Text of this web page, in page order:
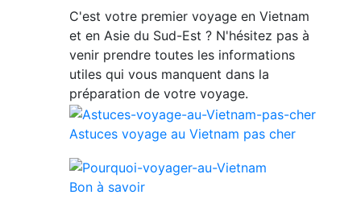
C'est votre premier voyage en Vietnam
et en Asie du Sud-Est ? N'hésitez pas à
venir prendre toutes les informations
utiles qui vous manquent dans la
préparation de votre voyage.
Astuces voyage au Vietnam pas cher
Bon à savoir